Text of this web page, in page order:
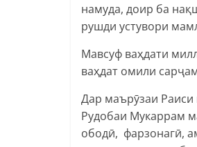
намуда, доир ба
рушди устувори
Мавсуф ваҳдати
ваҳдат омили
Дар маърӯзаи Раиси
Рудобаи Мукаррам
ободӣ, фарзонагӣ,